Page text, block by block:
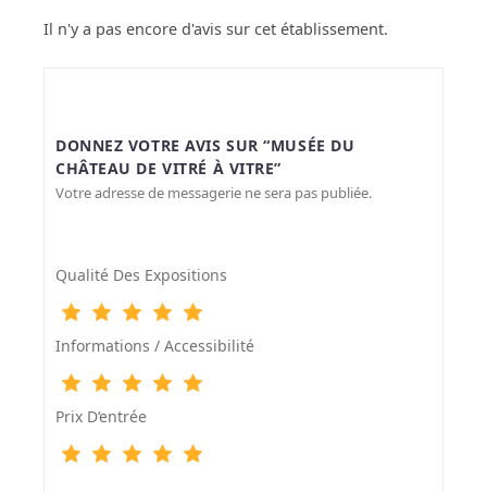
Il n'y a pas encore d'avis sur cet établissement.
DONNEZ VOTRE AVIS SUR “MUSÉE DU
CHÂTEAU DE VITRÉ À VITRE”
Votre adresse de messagerie ne sera pas publiée.
Qualité Des Expositions
Informations / Accessibilité
Prix D‘entrée